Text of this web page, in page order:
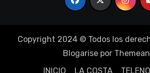
Copyright 2024 © Todos los
Blogarisepor
INICIO
LA COSTA